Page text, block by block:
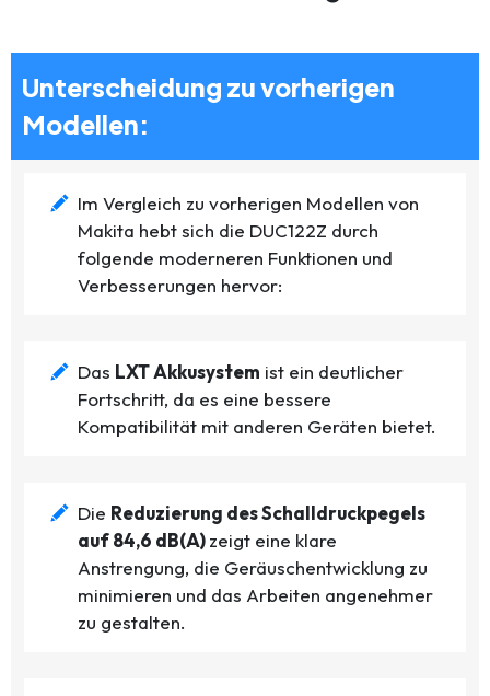
Unterscheidung zu vorherigen
Modellen:
Im Vergleich zu vorherigen Modellen von
Makita hebt sich die DUC122Z durch
folgende moderneren Funktionen und
Verbesserungen hervor:
Das LXT Akkusystem ist ein deutlicher
Fortschritt, da es eine bessere
Kompatibilität mit anderen Geräten bietet.
Die Reduzierung des Schalldruckpegels
auf 84,6 dB(A)zeigt eine klare
Anstrengung, die Geräuschentwicklung zu
minimieren und das Arbeiten angenehmer
zu gestalten.